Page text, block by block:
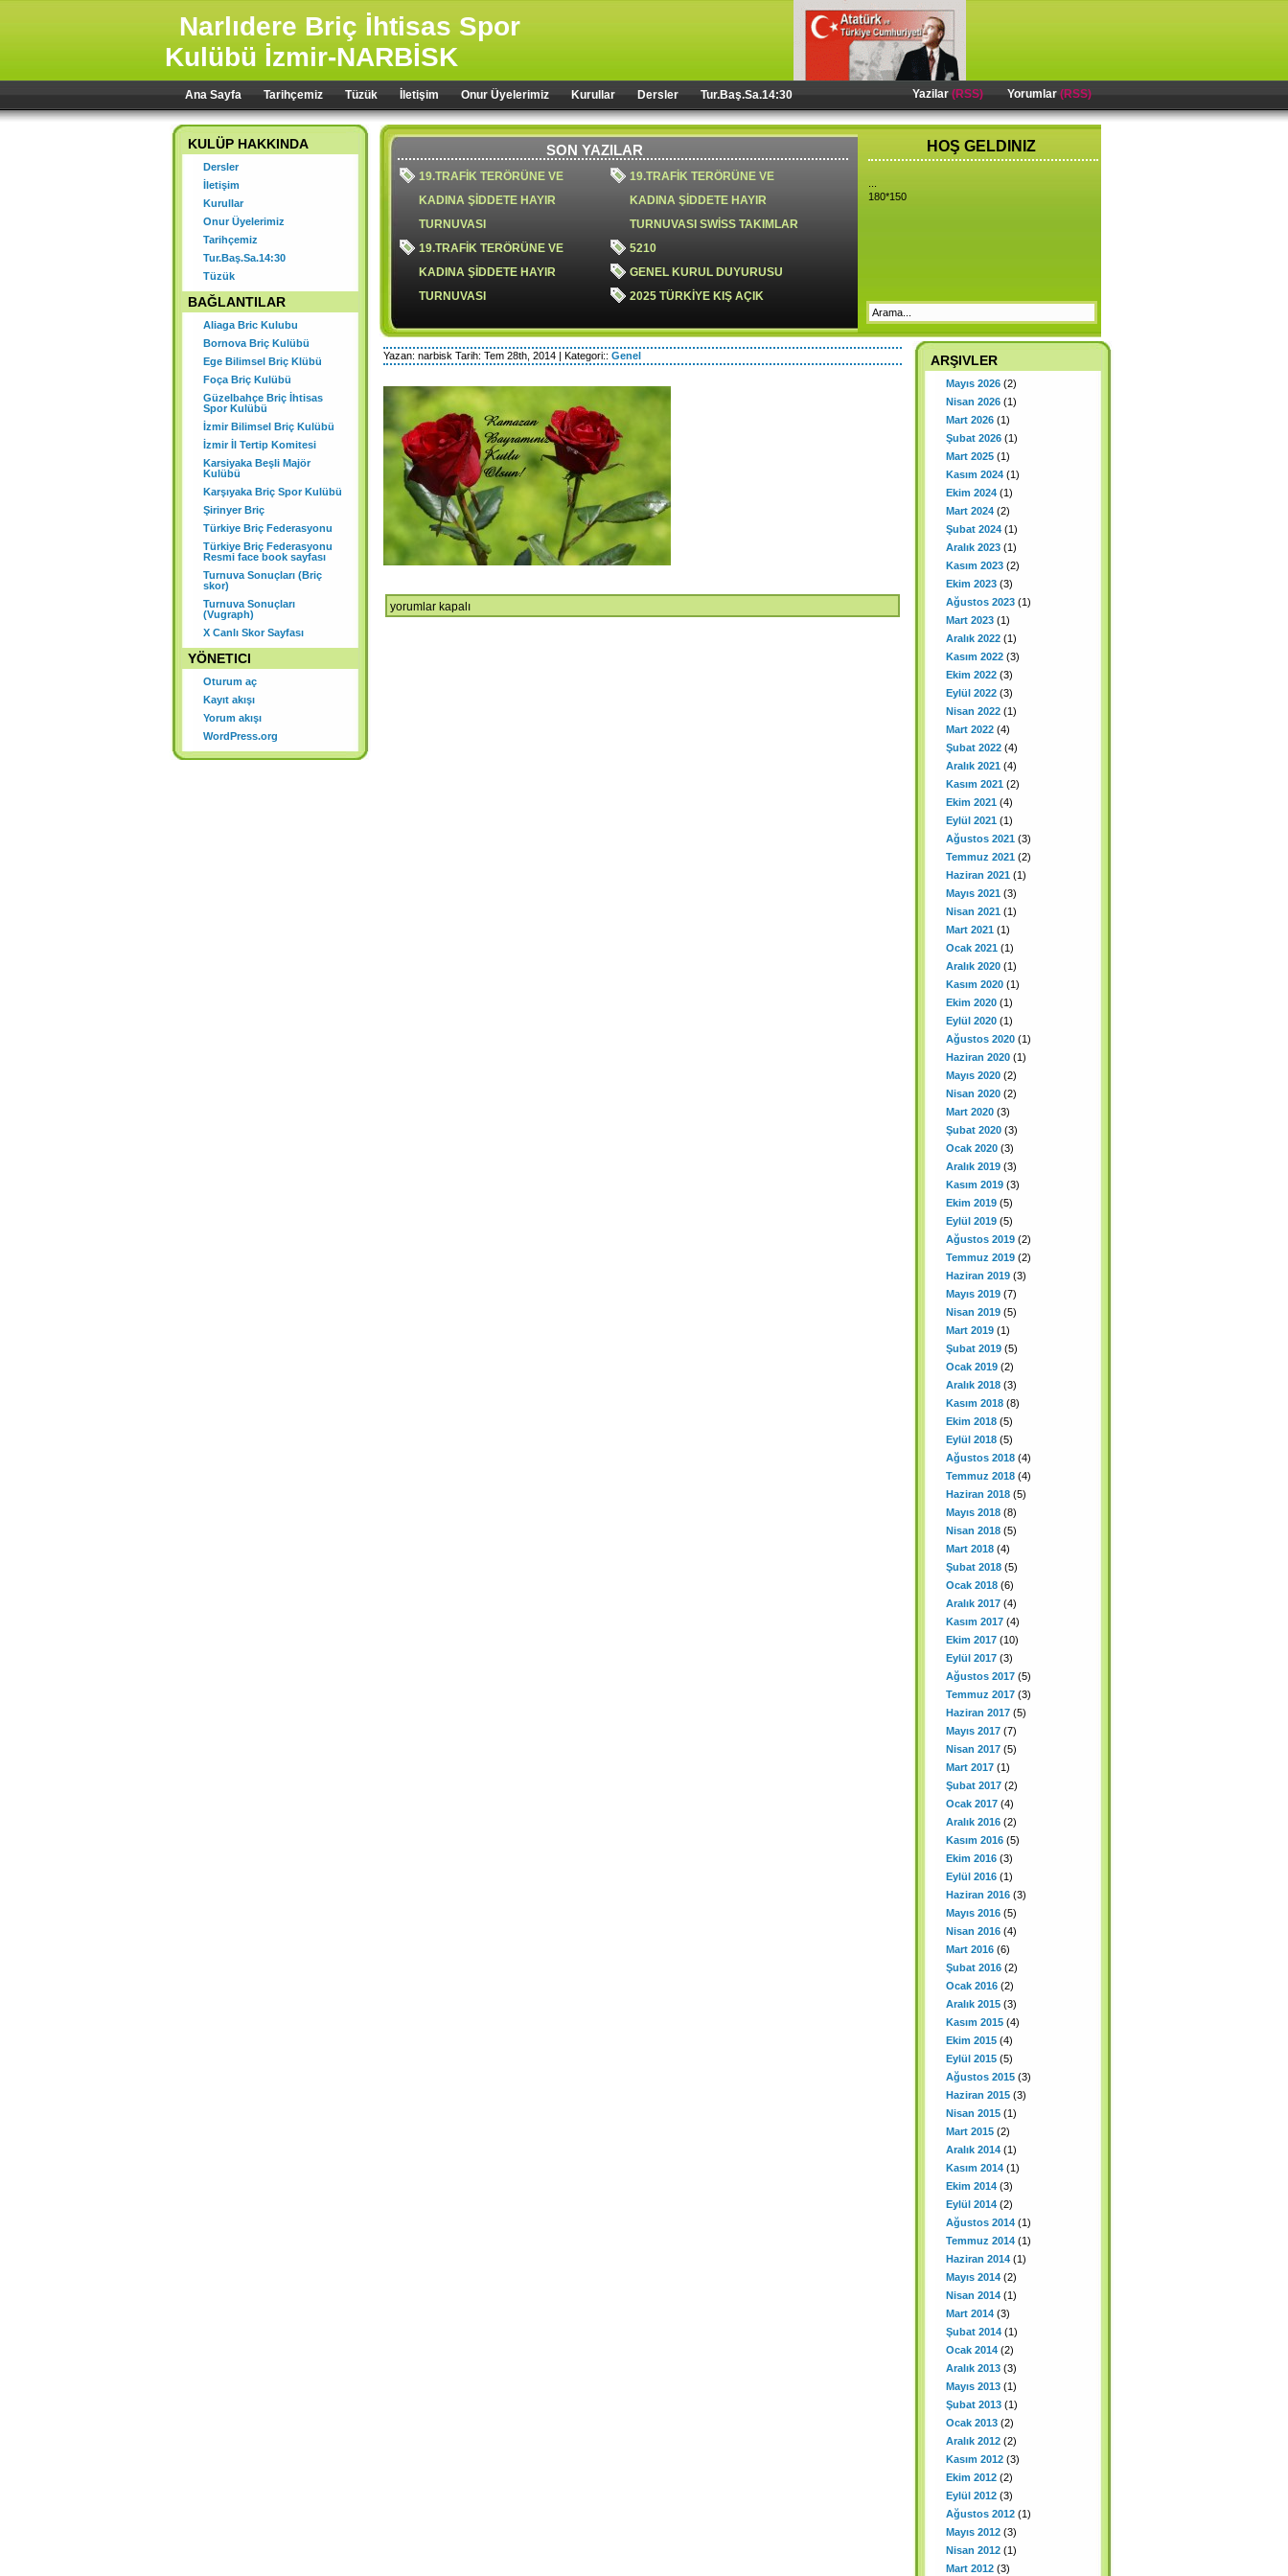
Narlıdere Briç İhtisas Spor
Kulübü İzmir-NARBİSK
Ana Sayfa Tarihçemiz Tüzük İletişim Onur Üyelerimiz Kurullar Dersler Tur.Baş.Sa.14:30 Yazilar(RSS) Yorumlar(RSS)
SON YAZILAR
19.TRAFİK TERÖRÜNE VE
KADINA ŞİDDETE HAYIR
TURNUVASI
19.TRAFİK TERÖRÜNE VE
KADINA ŞİDDETE HAYIR
TURNUVASI SWİSS TAKIMLAR
19.TRAFİK TERÖRÜNE VE
KADINA ŞİDDETE HAYIR
TURNUVASI
5210
GENEL KURUL DUYURUSU
2025 TÜRKİYE KIŞ AÇIK
NARLIDERE XL
18.TRAFİK TERÖRÜ VE KADINA
ŞİDDETE HAYIR TURNUVASI
18.trafik terörüne ve kadına
2024 YILI OLAĞAN GENEL
KURULU SONUCU ORGANLAR
ŞU ŞEKİLDE OLUŞMUŞTUR.
GENEL KURUL DUYURUSU
HOŞ GELDINIZ
180*150
Yazan: narbisk Tarih: Tem 28th, 2014 | Kategori:: Genel
için
yorumlar kapalı
ARŞIVLER
Mayıs 2026 (2)
Nisan 2026 (1)
Mart 2026 (1)
Şubat 2026 (1)
Mart 2025 (1)
Kasım 2024 (1)
Ekim 2024 (1)
Mart 2024 (2)
Şubat 2024 (1)
Aralık 2023 (1)
Kasım 2023 (2)
Ekim 2023 (3)
Ağustos 2023 (1)
Mart 2023 (1)
Aralık 2022 (1)
Kasım 2022 (3)
Ekim 2022 (3)
Eylül 2022 (3)
Nisan 2022 (1)
Mart 2022 (4)
Şubat 2022 (4)
Aralık 2021 (4)
Kasım 2021 (2)
Ekim 2021 (4)
Eylül 2021 (1)
Ağustos 2021 (3)
Temmuz 2021 (2)
Haziran 2021 (1)
Mayıs 2021 (3)
Nisan 2021 (1)
Mart 2021 (1)
Ocak 2021 (1)
Aralık 2020 (1)
Kasım 2020 (1)
Ekim 2020 (1)
Eylül 2020 (1)
Ağustos 2020 (1)
Haziran 2020 (1)
Mayıs 2020 (2)
Nisan 2020 (2)
Mart 2020 (3)
Şubat 2020 (3)
Ocak 2020 (3)
Aralık 2019 (3)
Kasım 2019 (3)
Ekim 2019 (5)
Eylül 2019 (5)
Ağustos 2019 (2)
Temmuz 2019 (2)
Haziran 2019 (3)
Mayıs 2019 (7)
Nisan 2019 (5)
Mart 2019 (1)
Şubat 2019 (5)
Ocak 2019 (2)
Aralık 2018 (3)
Kasım 2018 (8)
Ekim 2018 (5)
Eylül 2018 (5)
Ağustos 2018 (4)
Temmuz 2018 (4)
Haziran 2018 (5)
Mayıs 2018 (8)
Nisan 2018 (5)
Mart 2018 (4)
Şubat 2018 (5)
Ocak 2018 (6)
Aralık 2017 (4)
Kasım 2017 (4)
Ekim 2017 (10)
Eylül 2017 (3)
Ağustos 2017 (5)
Temmuz 2017 (3)
Haziran 2017 (5)
Mayıs 2017 (7)
Nisan 2017 (5)
Mart 2017 (1)
Şubat 2017 (2)
Ocak 2017 (4)
Aralık 2016 (2)
Kasım 2016 (5)
Ekim 2016 (3)
Eylül 2016 (1)
Haziran 2016 (3)
Mayıs 2016 (5)
Nisan 2016 (4)
Mart 2016 (6)
Şubat 2016 (2)
Ocak 2016 (2)
Aralık 2015 (3)
Kasım 2015 (4)
Ekim 2015 (4)
Eylül 2015 (5)
Ağustos 2015 (3)
Haziran 2015 (3)
Nisan 2015 (1)
Mart 2015 (2)
Aralık 2014 (1)
Kasım 2014 (1)
Ekim 2014 (3)
Eylül 2014 (2)
Ağustos 2014 (1)
Temmuz 2014 (1)
Haziran 2014 (1)
Mayıs 2014 (2)
Nisan 2014 (1)
Mart 2014 (3)
Şubat 2014 (1)
Ocak 2014 (2)
Aralık 2013 (3)
Mayıs 2013 (1)
Şubat 2013 (1)
Ocak 2013 (2)
Aralık 2012 (2)
Kasım 2012 (3)
Ekim 2012 (2)
Eylül 2012 (3)
Ağustos 2012 (1)
Mayıs 2012 (3)
Nisan 2012 (1)
Mart 2012 (3)
KULÜP HAKKINDA
Dersler
İletişim
Kurullar
Onur Üyelerimiz
Tarihçemiz
Tur.Baş.Sa.14:30
Tüzük
BAĞLANTILAR
Aliaga Bric Kulubu
Bornova Briç Kulübü
Ege Bilimsel Briç Klübü
Foça Briç Kulübü
Güzelbahçe Briç İhtisas
Spor Kulübü
İzmir Bilimsel Briç Kulübü
İzmir İl Tertip Komitesi
Karsiyaka Beşli Majör
Kulübü
Karşıyaka Briç Spor Kulübü
Şirinyer Briç
Türkiye Briç Federasyonu
Türkiye Briç Federasyonu
Resmi face book sayfası
Turnuva Sonuçları (Briç
skor)
Turnuva Sonuçları
(Vugraph)
X Canlı Skor Sayfası
YÖNETICI
Oturum aç
Kayıt akışı
Yorum akışı
WordPress.org